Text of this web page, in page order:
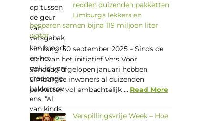
redden duizenden pakketten
Limburgs lekkers en
besparen samen bijna 119 miljoen liter
water
Limburg, 30 september 2025 – Sinds de
start van het initiatief Vers Voor
Vandaag afgelopen januari hebben
Limburgse inwoners al duizenden
pakketten vol ambachtelijk ... Read More
Verspillingsvrije Week – Hoe